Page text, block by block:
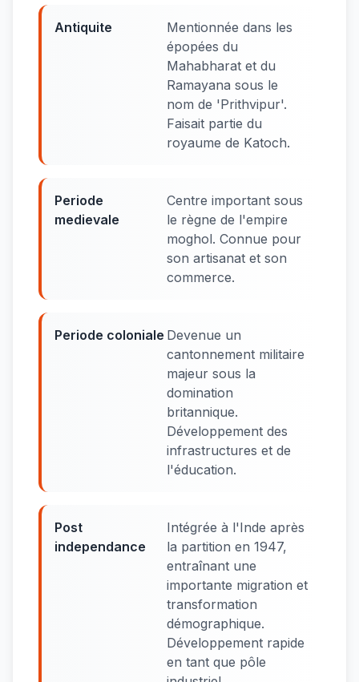
Antiquite
Mentionnée dans les
épopées du
Mahabharat et du
Ramayana sous le
nom de 'Prithvipur'.
Faisait partie du
royaume de Katoch.
Periode
medievale
Centre important sous
le règne de l'empire
moghol. Connue pour
son artisanat et son
commerce.
Periode coloniale Devenue un
cantonnement militaire
majeur sous la
domination
britannique.
Développement des
infrastructures et de
l'éducation.
Post
independance
Intégrée à l'Inde après
la partition en 1947,
entraînant une
importante migration et
transformation
démographique.
Développement rapide
en tant que pôle